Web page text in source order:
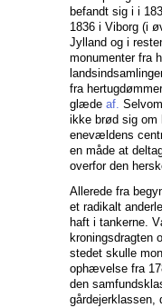
befandt sig i i
1836 i Viborg (i
Jylland og i
monumenter fra
fra
glæde af.
ikke brød sig om
enevældens
en måde at
overfor den
Allerede fra
et radikalt
haft i tankerne.
kroningsdragten
stedet skulle
ophævelse fra
den
gårdejerklassen,